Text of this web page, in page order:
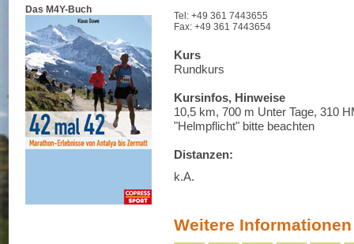
Das M4Y-Buch
Tel: +49 361 7443655
Fax: +49 361 7443654
Kurs
Rundkurs
Kursinfos, Hinweise
10,5 km, 700 m Unter Tage, 310
"Helmpflicht" bitte beachten
Distanzen:
k.A.
Weitere Informationen